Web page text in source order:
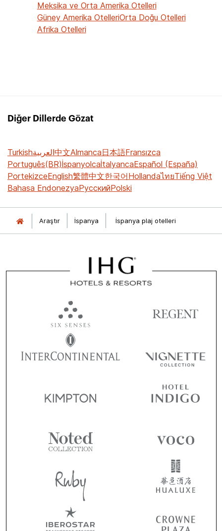
Meksika ve Orta Amerika Otelleri
Güney Amerika OtelleriOrta Doğu Otelleri
Afrika Otelleri
Diğer Dillerde Gözat
Turkishالعربية中文Almanca日本語Fransızca
Português(BR)İspanyolcaİtalyancaEspañol (España)
PortekizceEnglish繁體中文한국어HollandaไทยTiếng Việt
Bahasa EndonezyaРусскийPolski
Araştır İspanya İspanya plaj otelleri